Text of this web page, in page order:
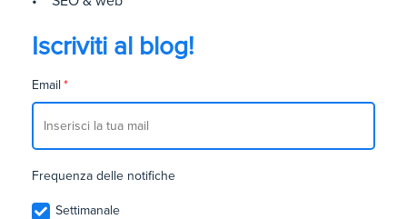
Iscriviti al blog!
Email *
Frequenza delle notifiche
Settimanale